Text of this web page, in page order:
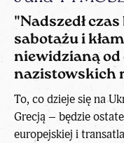
"Nadszedł
sabotażu i
niewidzianą od
nazistowskich
To, co dzieje się na
Grecją – będzie
europejskiej i